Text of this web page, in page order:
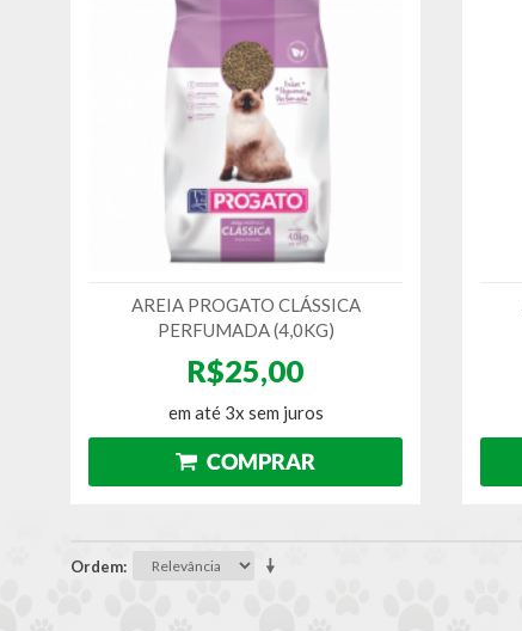
AREIA PROGATO CLÁSSICA
PERFUMADA (4,0KG)
R$25,00
em até 3x sem juros
Ordem